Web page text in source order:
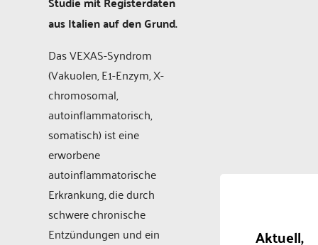
aus Italien auf den Grund.
Das VEXAS-Syndrom
(Vakuolen, E1-Enzym, X-
chromosomal,
autoinflammatorisch,
somatisch) ist eine
erworbene
autoinflammatorische
Erkrankung, die durch
schwere chronische
Entzündungen und ein
Aktuell,